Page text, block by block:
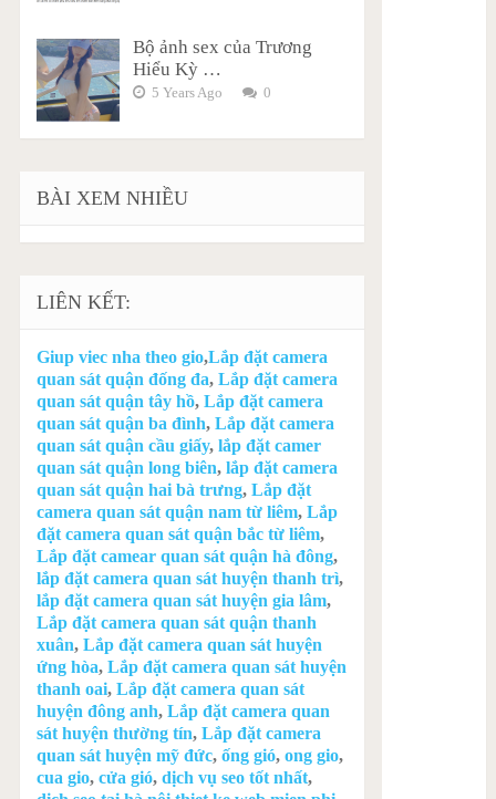
Bộ ảnh sex của Trương
Hiểu Kỳ …
5 Years Ago 0
BÀI XEM NHIỀU
LIÊN KẾT:
Giup viec nha theo gio,Lắp đặt camera
quan sát quận đống đa, Lắp đặt camera
quan sát quận tây hồ, Lắp đặt camera
quan sát quận ba đình, Lắp đặt camera
quan sát quận cầu giấy, lắp đặt camer
quan sát quận long biên, lắp đặt camera
quan sát quận hai bà trưng, Lắp đặt
camera quan sát quận nam từ liêm, Lắp
đặt camera quan sát quận bắc từ liêm,
Lắp đặt camear quan sát quận hà đông,
lắp đặt camera quan sát huyện thanh trì,
lắp đặt camera quan sát huyện gia lâm,
Lắp đặt camera quan sát quận thanh
xuân, Lắp đặt camera quan sát huyện
ứng hòa, Lắp đặt camera quan sát huyện
thanh oai, Lắp đặt camera quan sát
huyện đông anh, Lắp đặt camera quan
sát huyện thường tín, Lắp đặt camera
quan sát huyện mỹ đức, ống gió, ong gio,
cua gio, cửa gió, dịch vụ seo tốt nhất,